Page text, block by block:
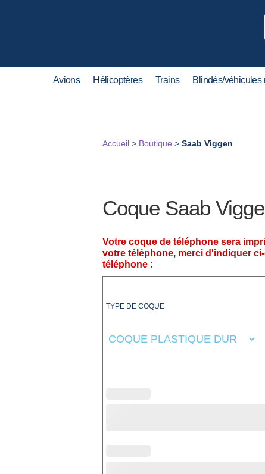
Avions Hélicoptères Trains Blindés/véhicules
Accueil > Boutique > Saab Viggen
Coque Saab
Votre coque de téléphone sera
votre téléphone, merci d'indiquer
téléphone :
TYPE DE COQUE